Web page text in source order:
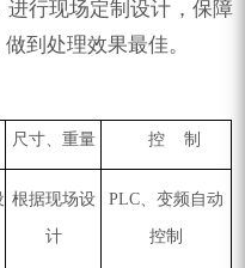
行现场定制设计，保障
到处理效果最佳。
尺寸、重量 控 制
根据现场设
计
PLC、变频自动
控制